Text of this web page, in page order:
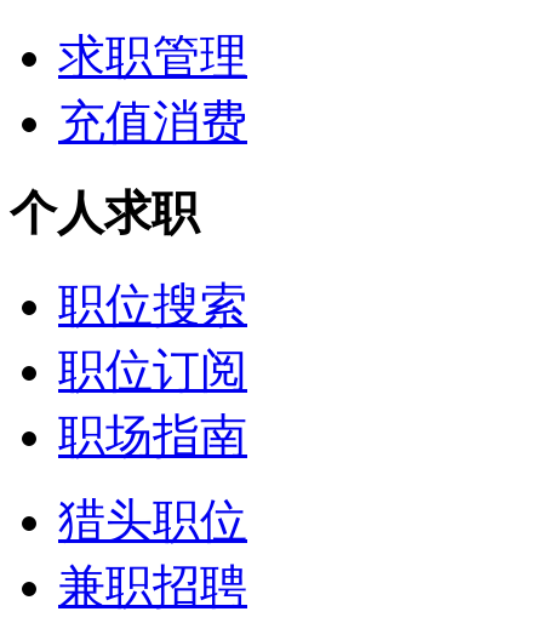
求职管理
充值消费
个人求职
职位搜索
职位订阅
职场指南
猎头职位
兼职招聘